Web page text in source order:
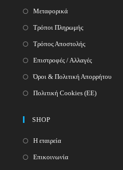
Μεταφορικά
Τρόποι Πληρωμής
Τρόπος Αποστολής
Επιστροφές / Αλλαγές
Όροι & Πολιτική Απορρήτου
Πολιτική Cookies (ΕΕ)
SHOP
Η εταιρεία
Επικοινωνία